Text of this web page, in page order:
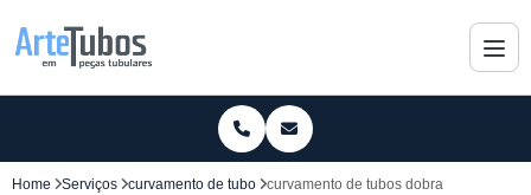
Home Serviços curvamento de tubo curvamento de tubos dobra